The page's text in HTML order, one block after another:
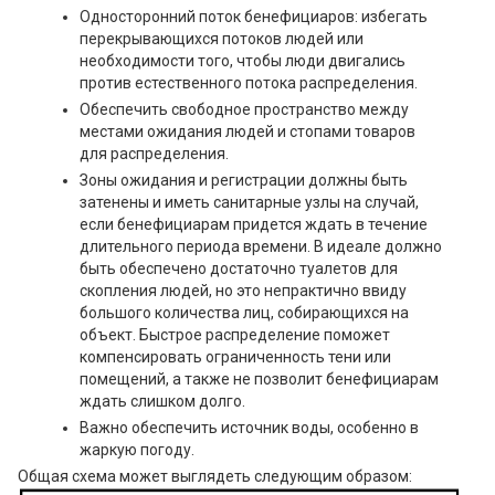
Односторонний поток бенефициаров: избегать
перекрывающихся потоков людей или
необходимости того, чтобы люди двигались
против естественного потока распределения.
Обеспечить свободное пространство между
местами ожидания людей и стопами товаров
для распределения.
Зоны ожидания и регистрации должны быть
затенены и иметь санитарные узлы на случай,
если бенефициарам придется ждать в течение
длительного периода времени. В идеале должно
быть обеспечено достаточно туалетов для
скопления людей, но это непрактично ввиду
большого количества лиц, собирающихся на
объект. Быстрое распределение поможет
компенсировать ограниченность тени или
помещений, а также не позволит бенефициарам
ждать слишком долго.
Важно обеспечить источник воды, особенно в
жаркую погоду.
Общая схема может выглядеть следующим образом: